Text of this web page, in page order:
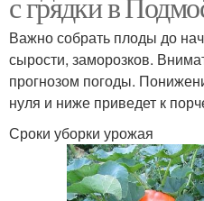
Важно собрать плоды до
сырости, заморозков.
прогнозом погоды.
нуля и ниже приведет к
Сроки уборки урожая